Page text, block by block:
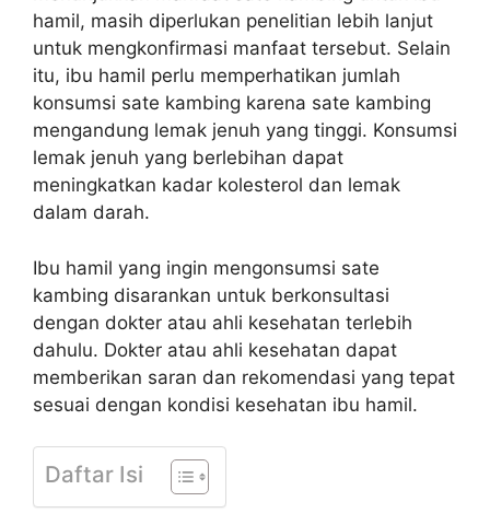
hamil, masih diperlukan penelitian lebih lanjut
untuk mengkonfirmasi manfaat tersebut. Selain
itu, ibu hamil perlu memperhatikan jumlah
konsumsi sate kambing karena sate kambing
mengandung lemak jenuh yang tinggi. Konsumsi
lemak jenuh yang berlebihan dapat
meningkatkan kadar kolesterol dan lemak
dalam darah.
Ibu hamil yang ingin mengonsumsi sate
kambing disarankan untuk berkonsultasi
dengan dokter atau ahli kesehatan terlebih
dahulu. Dokter atau ahli kesehatan dapat
memberikan saran dan rekomendasi yang tepat
sesuai dengan kondisi kesehatan ibu hamil.
Daftar Isi